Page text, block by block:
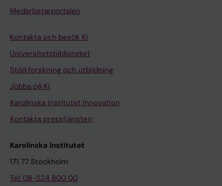
Medarbetarportalen
Kontakta och besök KI
Universitetsbiblioteket
Stöd forskning och utbildning
Jobba på KI
Karolinska Institutet Innovation
Kontakta presstjänsten
Karolinska Institutet
171 77 Stockholm
Tel: 08-524 800 00